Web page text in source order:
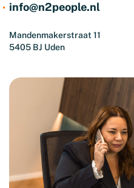
info@n2people.nl
Mandenmakerstraat 11
5405 BJ Uden